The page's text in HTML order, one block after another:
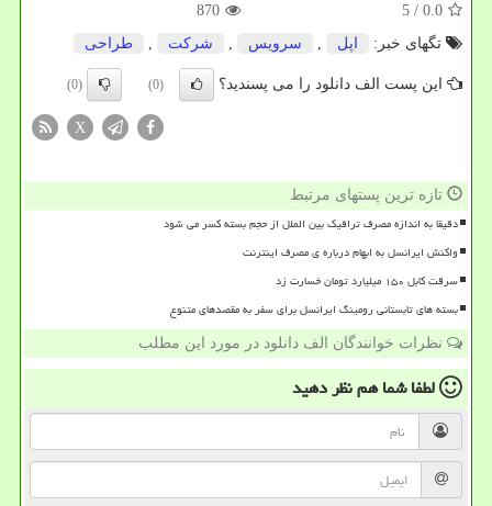
0.0
/ 5
870
تگهای خبر:
اپل , سرویس , شركت , طراحی
این پست الف دانلود را می پسندید؟ (0)
(0)
X
تازه ترین پستهای مرتبط
دقیقا به اندازه مصرف ترافیک بین الملل از حجم بسته کسر می شود
واکنش ایرانسل به ابهام درباره ی مصرف اینترنت
سرقت کابل ۱۵۰ میلیارد تومان خسارت زد
بسته های تابستانی رومینگ ایرانسل برای سفر به مقصدهای متنوع
نظرات خوانندگان الف دانلود در مورد این مطلب
لطفا شما همنظر دهید